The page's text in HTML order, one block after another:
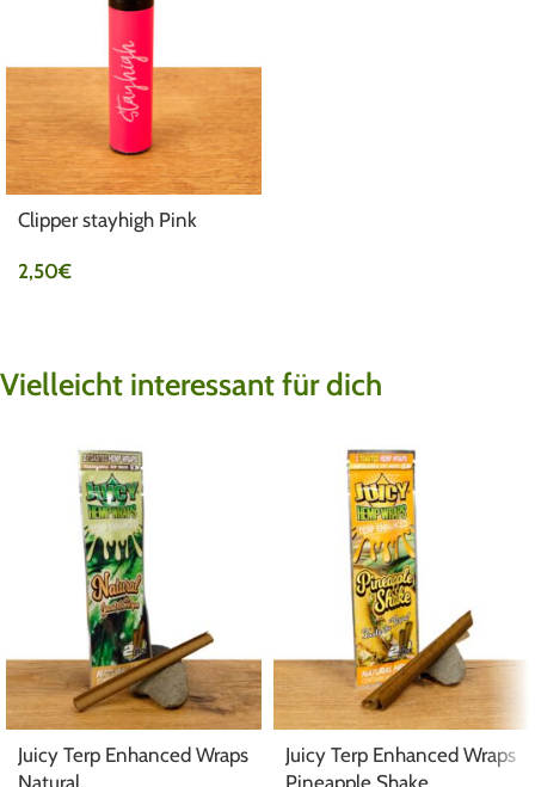
Clipper stayhigh Pink
2,50€
Vielleicht interessant für dich
Juicy Terp Enhanced Wraps
Juicy Terp Enhanced Wraps